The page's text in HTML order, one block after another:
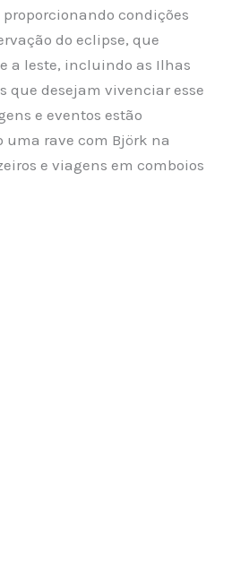
condições
do eclipse, que
a leste, incluindo as Ilhas
que desejam vivenciar esse
e eventos estão
rave com Björk na
e viagens em comboios